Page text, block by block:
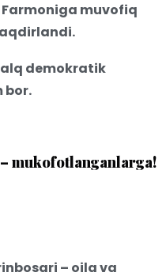
muvofiq
demokratik
bor.
– mukofotlanganlarga!
– oila va